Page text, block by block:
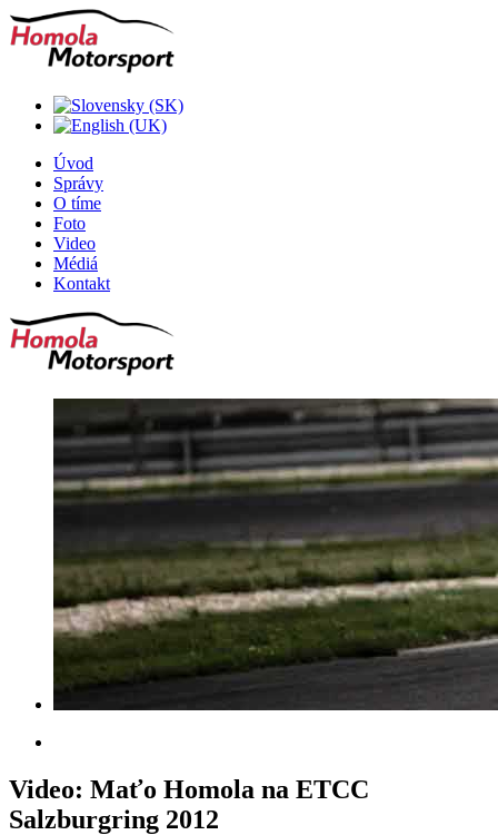
Úvod
Správy
O tíme
Foto
Video
Médiá
Kontakt
Video: Maťo Homola na ETCC
Salzburgring 2012